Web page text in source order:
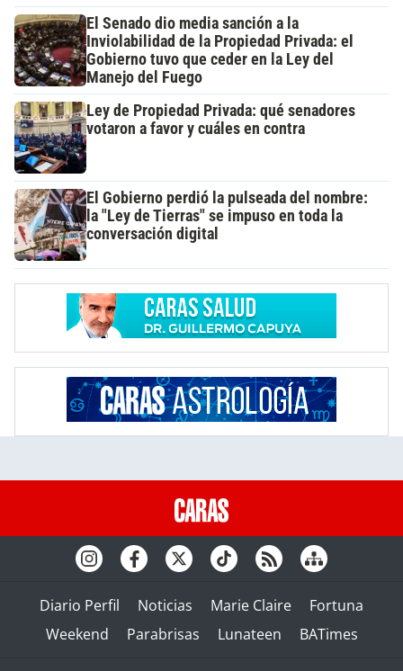
El Senado dio media sanción a la
Inviolabilidad de la Propiedad Privada: el
Gobierno tuvo que ceder en la Ley del
Manejo del Fuego
Ley de Propiedad Privada: qué senadores
votaron a favor y cuáles en contra
El Gobierno perdió la pulseada del nombre:
la "Ley de Tierras" se impuso en toda la
conversación digital
Diario Perfil Noticias Marie Claire
Fortuna
Weekend
Parabrisas Lunateen BATimes